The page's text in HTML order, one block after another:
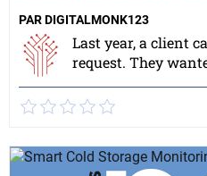
PARDIGITALMONK123
Last year, a client
request. They